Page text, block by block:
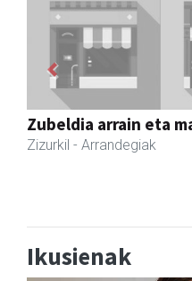
AMC
Asteasu
Previous
Ikusienak